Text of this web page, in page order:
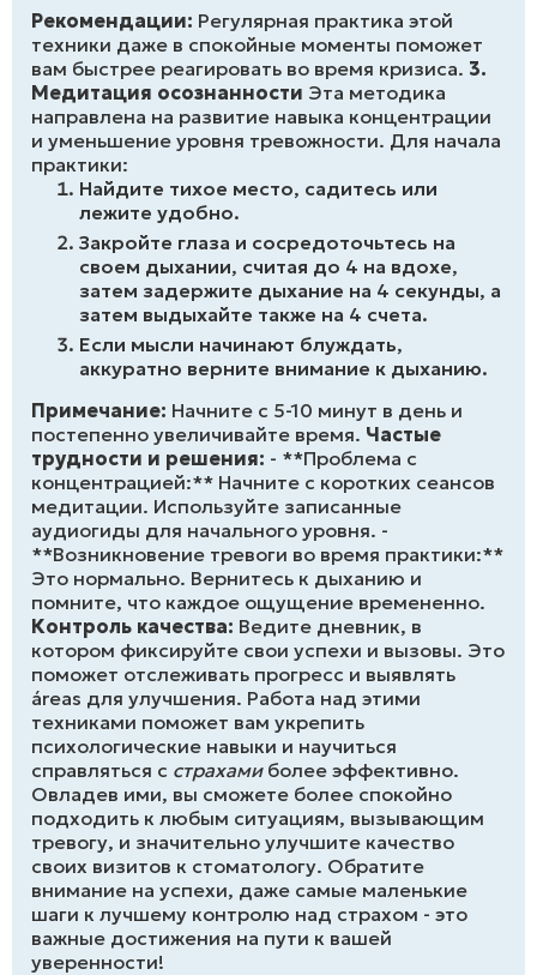
Рекомендации: Регулярная практика этой
техники даже в спокойные моменты поможет
вам быстрее реагировать во время кризиса. 3.
Медитация осознанности Эта методика
направлена на развитие навыка концентрации
и уменьшение уровня тревожности. Для начала
практики:
Найдите тихое место, садитесь или
лежите удобно.
Закройте глаза и сосредоточьтесь на
своем дыхании, считая до 4 на вдохе,
затем задержите дыхание на 4 секунды, а
затем выдыхайте также на 4 счета.
Если мысли начинают блуждать,
аккуратно верните внимание к дыханию.
Примечание: Начните с 5-10 минут в день и
постепенно увеличивайте время. Частые
трудности и решения: - **Проблема с
концентрацией:** Начните с коротких сеансов
медитации. Используйте записанные
аудиогиды для начального уровня. -
**Возникновение тревоги во время практики:**
Это нормально. Вернитесь к дыханию и
помните, что каждое ощущение времененно.
Контроль качества: Ведите дневник, в
котором фиксируйте свои успехи и вызовы. Это
поможет отслеживать прогресс и выявлять
áreas для улучшения. Работа над этими
техниками поможет вам укрепить
психологические навыки и научиться
справляться с страхамиболее эффективно.
Овладев ими, вы сможете более спокойно
подходить к любым ситуациям, вызывающим
тревогу, и значительно улучшите качество
своих визитов к стоматологу. Обратите
внимание на успехи, даже самые маленькие
шаги к лучшему контролю над страхом - это
важные достижения на пути к вашей
уверенности!